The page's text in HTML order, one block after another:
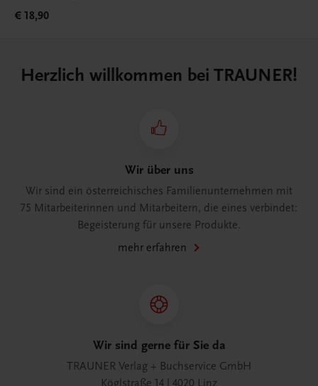
€ 18,90
Herzlich willkommen bei TRAUNER!
Wir über uns
Wir sind ein österreichisches Familienunternehmen mit
75 Mitarbeiterinnen und Mitarbeitern, die eines verbindet:
Begeisterung für unsere Produkte.
mehr erfahren
Wir sind gerne für Sie da
TRAUNER Verlag + Buchservice GmbH
Köglstraße 14 | 4020 Linz